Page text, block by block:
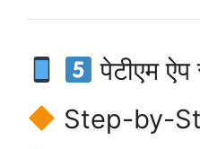
पेटीएम
Step-by-